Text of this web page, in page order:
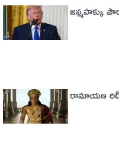
జన్మహక్కు
రామాయణ